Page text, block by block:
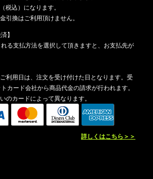
税込）になります。
引換はご利用頂けません。
】
る支払方法を選択して頂きますと、お支払先が
利用日は、注文を受け付けた日となります。受
カード会社から商品代金の請求が行われます。
のカードによって異なります。
詳しくはこちら＞＞